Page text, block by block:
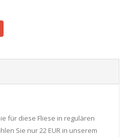
für diese Fliese in regulären
Sie nur 22 EUR in unserem